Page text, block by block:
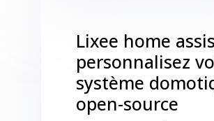
Lixee home
personnalisez
système
open-source